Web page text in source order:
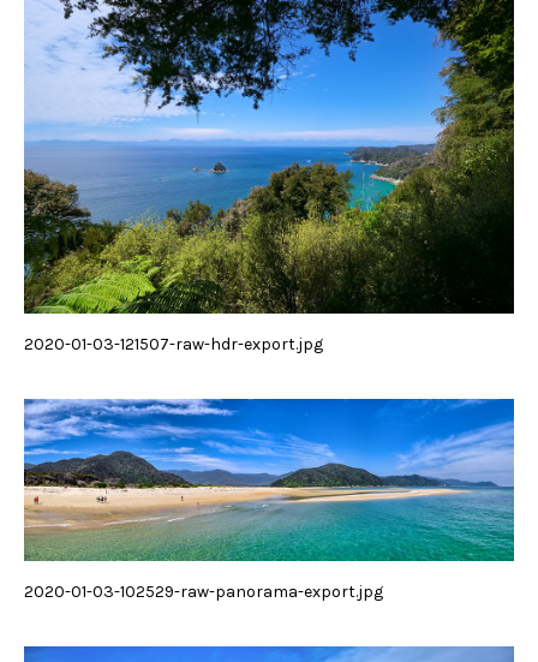
2020-01-03-121507-raw-hdr-export.jpg
2020-01-03-102529-raw-panorama-export.jpg